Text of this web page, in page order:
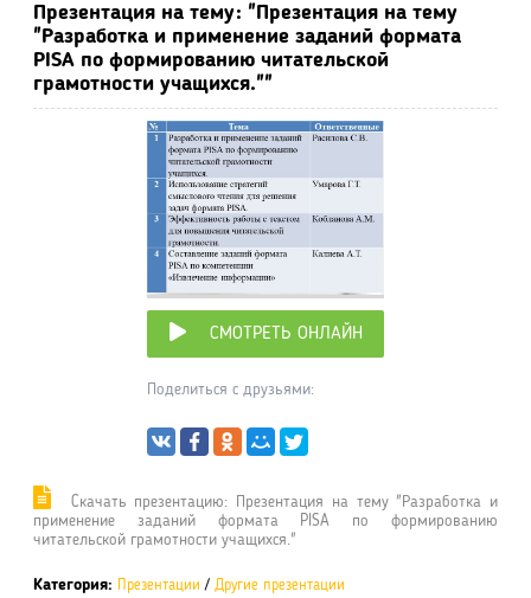
Презентация на тему: "Презентация на тему
"Разработка и применение заданий формата
PISA по формированию читательской
грамотности учащихся.""
СМОТРЕТЬ ОНЛАЙН
Поделиться с друзьями:
Cкачать презентацию: Презентация на тему "Разработка и
применение заданий формата PISA по формированию
читательской грамотности учащихся."
Категория: Презентации / Другие презентации